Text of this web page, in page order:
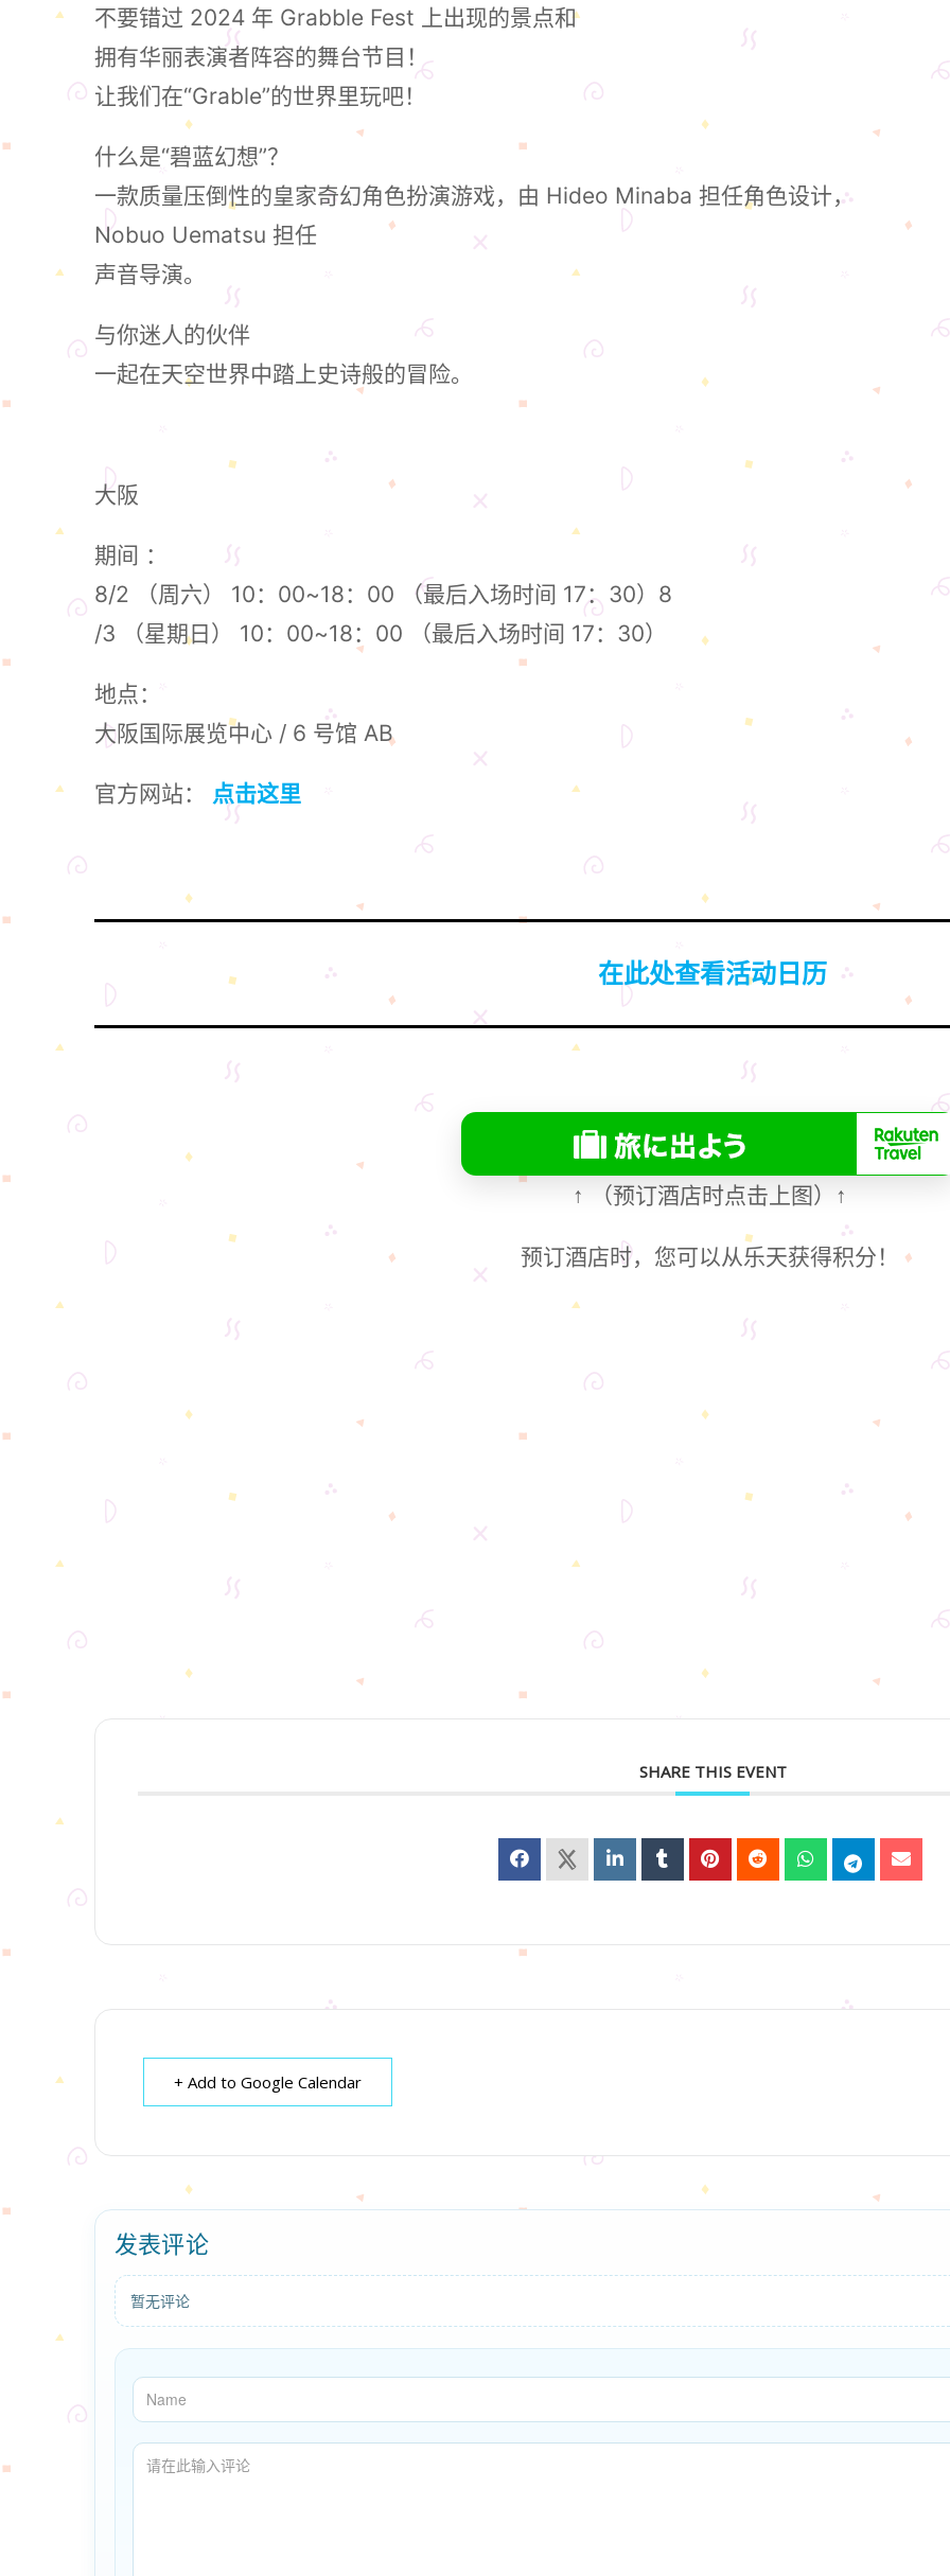
不要错过 2024 年 Grabble Fest 上出现的景点和
拥有华丽表演者阵容的舞台节目！
让我们在“Grable”的世界里玩吧！
什么是“碧蓝幻想”？
一款质量压倒性的皇家奇幻角色扮演游戏，由 Hideo Minaba 担任角色设计，
Nobuo Uematsu 担任
声音导演。
与你迷人的伙伴
一起在天空世界中踏上史诗般的冒险。
大阪
期间 ：
8/2 （周六） 10：00~18：00 （最后入场时间 17：30）8
/3 （星期日） 10：00~18：00 （最后入场时间 17：30）
地点：
大阪国际展览中心 / 6 号馆 AB
官方网站： 点击这里
在此处查看活动日历
↑ （预订酒店时点击上图） ↑
预订酒店时，您可以从乐天获得积分！
SHARE THIS EVENT
+ Add to Google Calendar
发表评论
暂无评论